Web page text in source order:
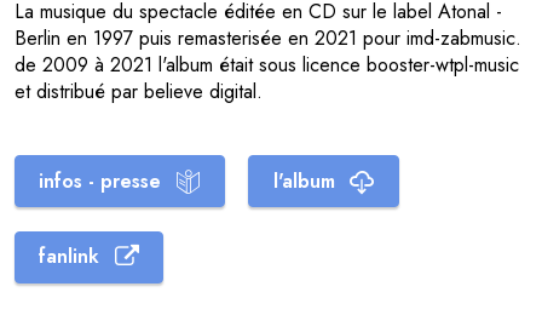
La musique du spectacle éditée en CD sur le label Atonal -
Berlin en 1997 puis remasterisée en 2021 pour imd-zabmusic.
de 2009 à 2021 l'album était sous licence booster-wtpl-music
et distribué par believe digital.
infos - presse l'album
fanlink